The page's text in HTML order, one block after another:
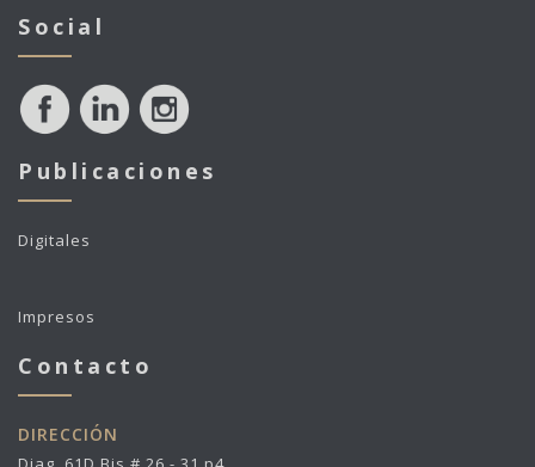
Social
Publicaciones
Digitales
Impresos
Contacto
DIRECCIÓN